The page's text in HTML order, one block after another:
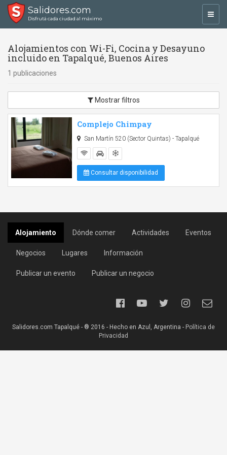
Salidores.com
Disfrutá cada ciudad al máximo
Alojamientos con Wi-Fi, Cocina y Desayuno
incluido en Tapalqué, Buenos Aires
1 publicaciones
Mostrar filtros
Complejo Chimpay
San Martín 520 (Sector Quintas) - Tapalqué
Consultar disponibilidad
Alojamiento Dónde comer Actividades Eventos
Negocios Lugares Información
Publicar un evento Publicar un negocio
Salidores.com Tapalqué - ® 2016 - Hecho en Azul, Argentina - Política de
Privacidad